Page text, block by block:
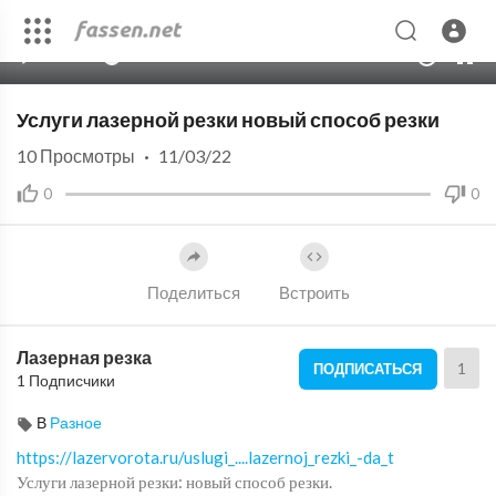
Услуги лазерной резки новый способ резки
0 0
10 Просмотры · 11/03/22
Поделиться Встроить
Лазерная резка
1 Подписчики
ПОДПИСАТЬСЯ 1
В Разное
https://lazervorota.ru/uslugi_....lazernoj_rezki_-da_t
Услуги лазерной резки: новый способ резки.